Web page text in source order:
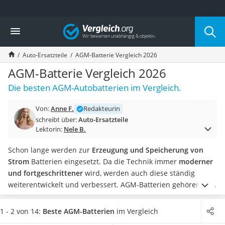
Die beliebtesten Vergleiche nach Kategorie
Auto & Motor
Fahrradträger-Anhängerkupplung (4 Fahrräder)
Fahrradträger
Fahrradträger (Anhängerkupplung)
Fahrradträger 3 Fahrräder
Benzinkanister (20 l)
Fahrradträger E-Bike
Benzinkanister
Wagenheber 3t
AGM-Batterie Wohnmobil
Thule-Fahrradträger
FM-Transmitter
Sommerreifen 205/55 R16
Autobatterie-Ladegerät
Vergleich
Auto-Ersatzteile AGM-Batterie Vergleich 2026
AGM-Batterie Vergleich 2026
Die besten AGM-Autobatterien im Vergleich.
Von:Anne F.
Redakteurin
schreibt über:Auto-Ersatzteile
Lektorin: Nele B.
Schon lange werden zur Erzeugung und Speicherung von
Strom Batterien eingesetzt. Da die Technik immer moderner
und fortgeschrittener wird, werden auch diese ständig
weiterentwickelt und verbessert. AGM-Batterien gehören zu
den sogenanntenVRLA-Batterien, den verschlossenen
Bleisäure-Batterien. Laut gängigen Tests im Internet ist bei
1 - 2 von 14: Beste AGM-Batterien im Vergleich